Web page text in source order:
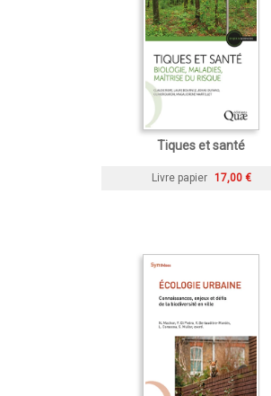
Tiques et santé
Livre papier 17,00 €